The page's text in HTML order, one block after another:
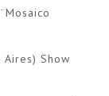
Aires) Show